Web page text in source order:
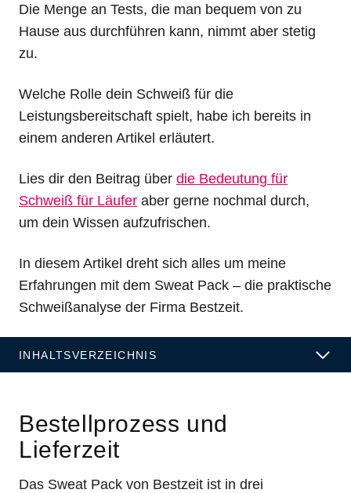
Die Menge an Tests, die man bequem von zu
Hause aus durchführen kann, nimmt aber stetig
zu.
Welche Rolle dein Schweiß für die
Leistungsbereitschaft spielt, habe ich bereits in
einem anderen Artikel erläutert.
Lies dir den Beitrag über die Bedeutung für
Schweiß für Läufer aber gerne nochmal durch,
um dein Wissen aufzufrischen.
In diesem Artikel dreht sich alles um meine
Erfahrungen mit dem Sweat Pack – die praktische
Schweißanalyse der Firma Bestzeit.
INHALTSVERZEICHNIS
Bestellprozess und
Lieferzeit
Das Sweat Pack von Bestzeit ist in drei